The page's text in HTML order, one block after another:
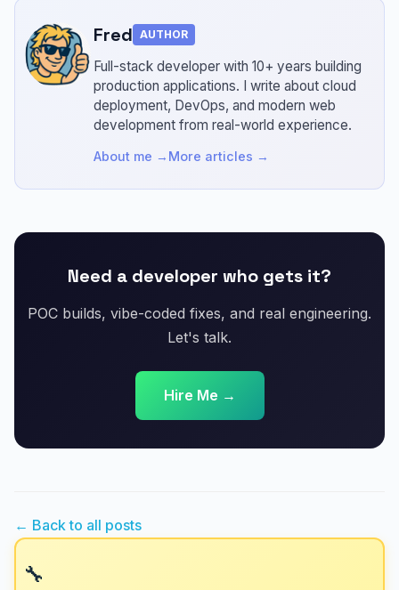
Fred AUTHOR
Full-stack developer with 10+ years building
production applications. I write about cloud
deployment, DevOps, and modern web
development from real-world experience.
About me → More articles →
Need a developer who gets it?
POC builds, vibe-coded fixes, and real engineering.
Let's talk.
Hire Me →
← Back to all posts
🔧